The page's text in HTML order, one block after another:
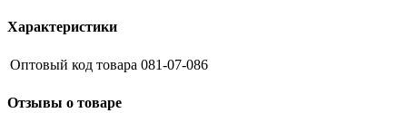
Характеристики
Оптовый код товара 081-07-086
Отзывы о товаре